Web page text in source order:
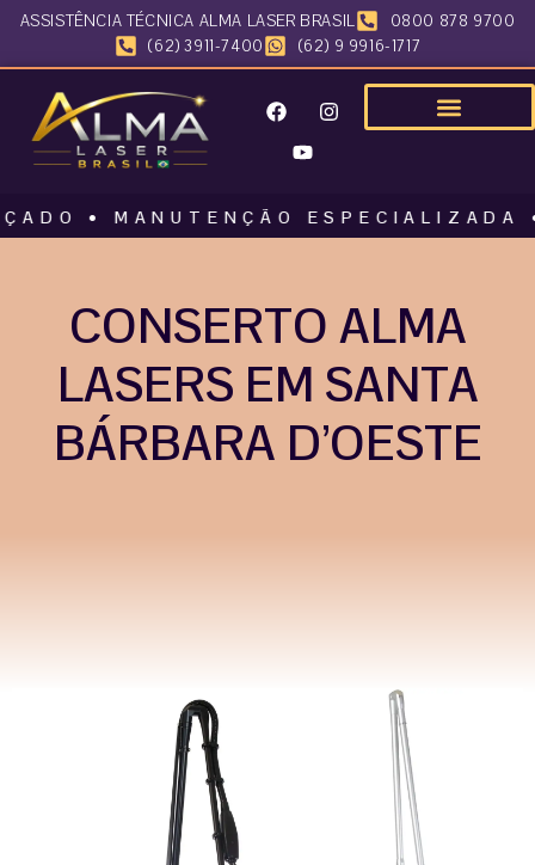
ASSISTÊNCIA TÉCNICA ALMA LASER BRASIL
0800 878 9700
(62) 3911-7400
(62) 9 9916-1717
• MANUTENÇÃO ESPECIALIZADA •
CONSERTO ALMA
LASERS EM SANTA
BÁRBARA D’OESTE